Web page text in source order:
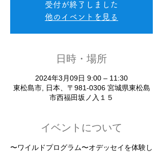
受付が終了しました
他のイベントを見る
日時・場所
2024年3月09日 9:00 – 11:30
東松島市, 日本、〒981-0306 宮城県東松島
市西福田坂ノ入１５
イベントについて
〜ワイルドプログラム〜オデッセイを体験し